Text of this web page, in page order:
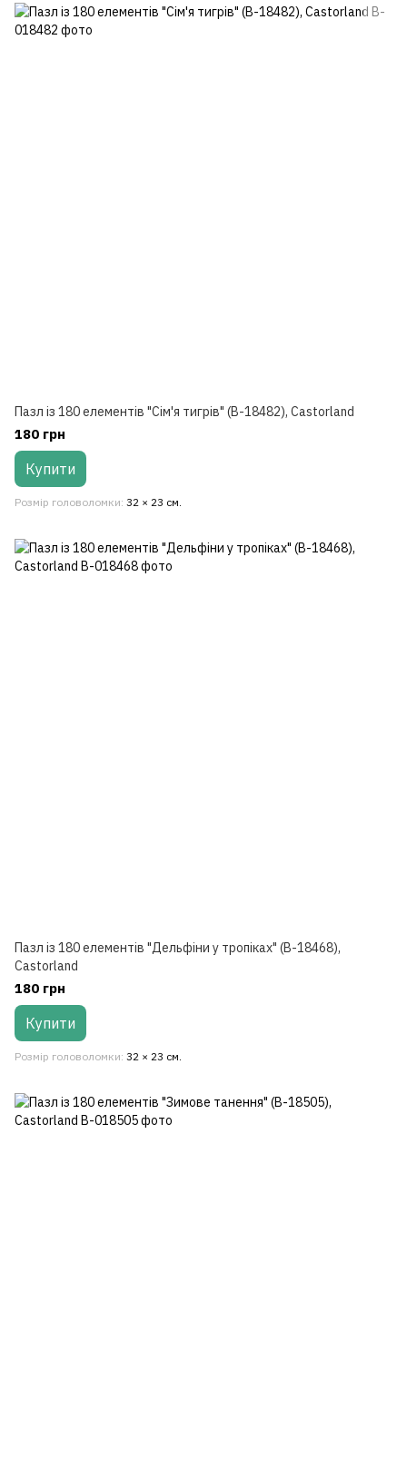
Пазл із 180 елементів "Сім'я тигрів" (B-18482), Castorland
180 грн
Купити
Розмір головоломки 32 × 23 см.
Пазл із 180 елементів "Дельфіни у тропіках" (B-18468),
Castorland
180 грн
Купити
Розмір головоломки 32 × 23 см.